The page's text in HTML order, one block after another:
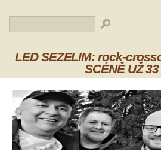
LED SEZELIM: rock-
SCÉNĚ UŽ